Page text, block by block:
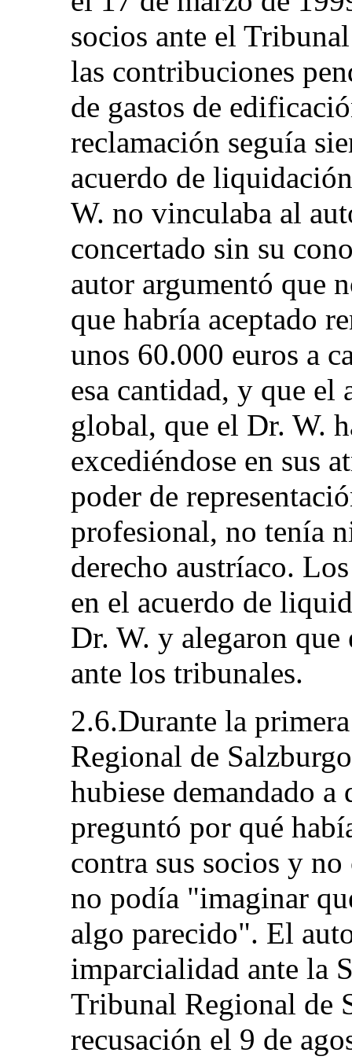
socios ante el
las contribuciones
de gastos de
reclamación seguía
acuerdo de
W. no vinculaba al
concertado sin su
autor argumentó que
que habría aceptado
unos 60.000 euros a
esa cantidad, y que
global, que el Dr. W.
excediéndose en sus
poder de
profesional, no tenía
derecho austríaco.
en el acuerdo de
Dr. W. y alegaron
ante los tribunales.
2.6.Durante la
Regional de
hubiese demandado
preguntó por qué
contra sus socios y
no podía "imaginar
algo parecido". El
imparcialidad ante la
Tribunal Regional de
recusación el 9 de